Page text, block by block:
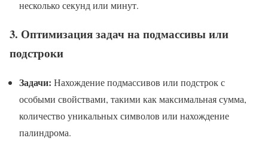
несколько секунд или минут.
3. Оптимизация задач на подмассивы или
подстроки
Задачи: Нахождение подмассивов или подстрок с
особыми свойствами, такими как максимальная сумма,
количество уникальных символов или нахождение
палиндрома.